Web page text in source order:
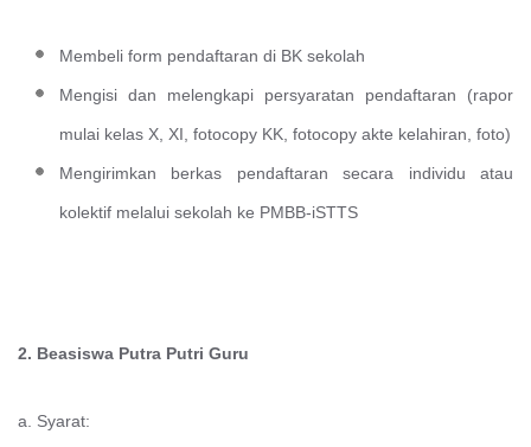
Membeli form pendaftaran di BK sekolah
Mengisi dan melengkapi persyaratan pendaftaran (rapor
mulai kelas X, XI, fotocopy KK, fotocopy akte kelahiran, foto)
Mengirimkan berkas pendaftaran secara individu atau
kolektif melalui sekolah ke PMBB-iSTTS
2. Beasiswa Putra Putri Guru
a. Syarat: